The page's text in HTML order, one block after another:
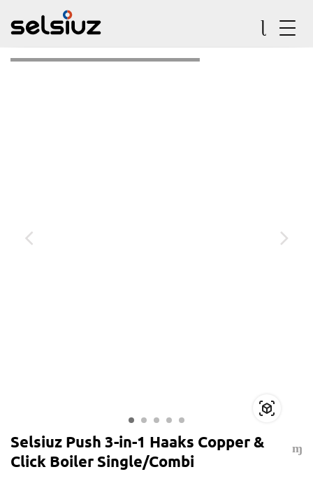
Selsiuz Push 3-in-1 Haaks Copper &
Click Boiler Single/Combi